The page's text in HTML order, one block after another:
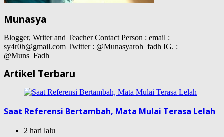
Munasya
Blogger, Writer and Teacher Contact Person : email :
sy4r0h@gmail.com Twitter : @Munasyaroh_fadh IG. :
@Muns_Fadh
Artikel Terbaru
Saat Referensi Bertambah, Mata Mulai Terasa Lelah
2 hari lalu